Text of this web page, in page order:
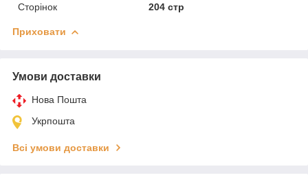
Сторінок
204 стр
Приховати
Умови доставки
Нова Пошта
Укрпошта
Всі умови доставки